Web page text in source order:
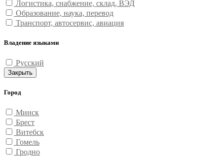
Логистика, снабжение, склад, ВЭД
Образование, наука, перевод
Транспорт, автосервис, авиация
Владение языками
Русский
Закрыть
Город
Минск
Брест
Витебск
Гомель
Гродно